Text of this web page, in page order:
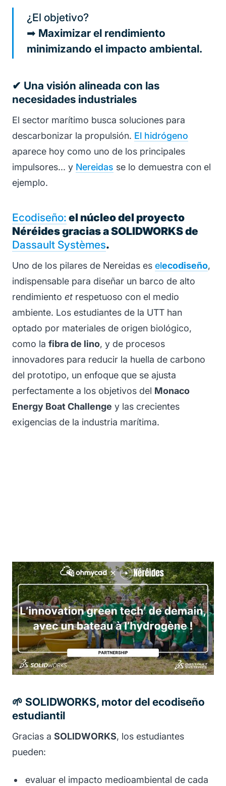
¿El objetivo?
➡ Maximizar el rendimiento
minimizando el impacto ambiental.
✔ Una visión alineada con las
necesidades industriales
El sector marítimo busca soluciones para
descarbonizar la propulsión. El hidrógeno
aparece hoy como uno de los principales
impulsores... y Nereidas se lo demuestra con el
ejemplo.
Ecodiseño: el núcleo del proyecto
Néréides gracias a SOLIDWORKS de
Dassault Systèmes.
Uno de los pilares de Nereidas es elecodiseño,
indispensable para diseñar un barco de alto
rendimiento et respetuoso con el medio
ambiente. Los estudiantes de la UTT han
optado por materiales de origen biológico,
como la fibra de lino, y de procesos
innovadores para reducir la huella de carbono
del prototipo, un enfoque que se ajusta
perfectamente a los objetivos del Monaco
Energy Boat Challenge y las crecientes
exigencias de la industria marítima.
🌱 SOLIDWORKS, motor del ecodiseño
estudiantil
Gracias a SOLIDWORKS, los estudiantes
pueden:
evaluar el impacto medioambiental de cada